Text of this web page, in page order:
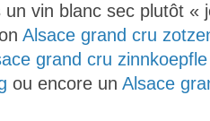
un vin blanc sec plutôt «
Alsace grand cru
grand cru
ou encore un Alsace